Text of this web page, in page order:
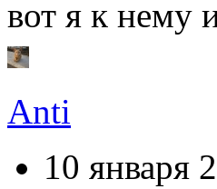
вот я к нему
Anti
10 января